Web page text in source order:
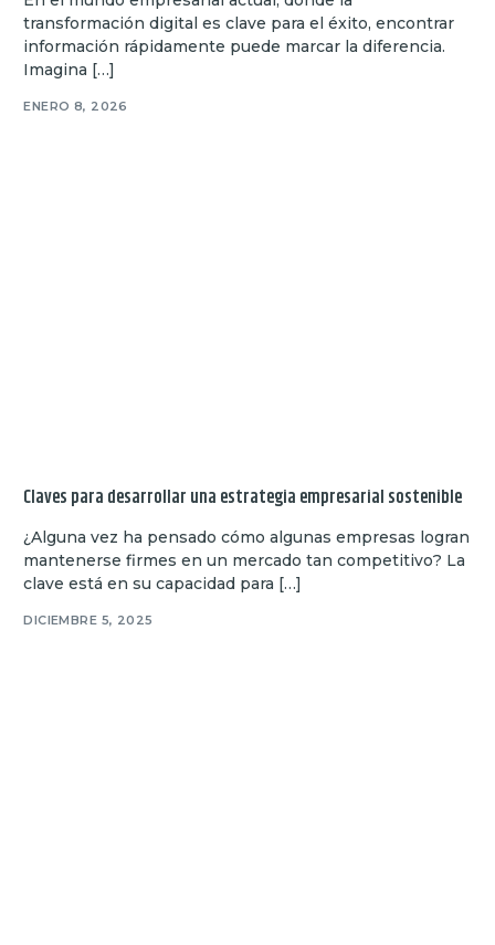
transformación digital es clave para el éxito, encontrar
información rápidamente puede marcar la diferencia.
Imagina […]
ENERO 8, 2026
Claves para desarrollar una estrategia empresarial sostenible
¿Alguna vez ha pensado cómo algunas empresas logran
mantenerse firmes en un mercado tan competitivo? La
clave está en su capacidad para […]
DICIEMBRE 5, 2025